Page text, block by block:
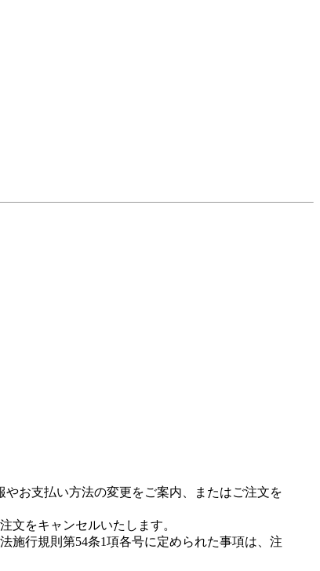
お支払い方法の変更をご案内、またはご注文を
文をキャンセルいたします。
施行規則第54条1項各号に定められた事項は、注